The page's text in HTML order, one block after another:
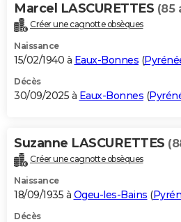
Alimentation
Guide de la santé
Maladies
Médicaments
Sommeil
VOYAGE
Destinations
City break
Voyage nature
Voyage de noces
Forum
Climat
+PHOTO
GUIDES D'ACHAT
BONS PLANS
Carte de Noël
Carte Bonne année
Carte Saint-Valentin
Carte Pâques
Carte d'anniversaire
DICTIONNAIRE
Dictionnaire
Biographies
Citations
Expressions
Proverbes
PROGRAMME TV
Marcel LASCURETTES (85
Créer une cagnotte obsèques
Naissance
15/02/1940 à Eaux-Bonnes (
Décès
30/09/2025 à Eaux-Bonnes (
Suzanne LASCURETTES
Créer une cagnotte obsèques
Naissance
18/09/1935 à Ogeu-les-Bains (
Décès